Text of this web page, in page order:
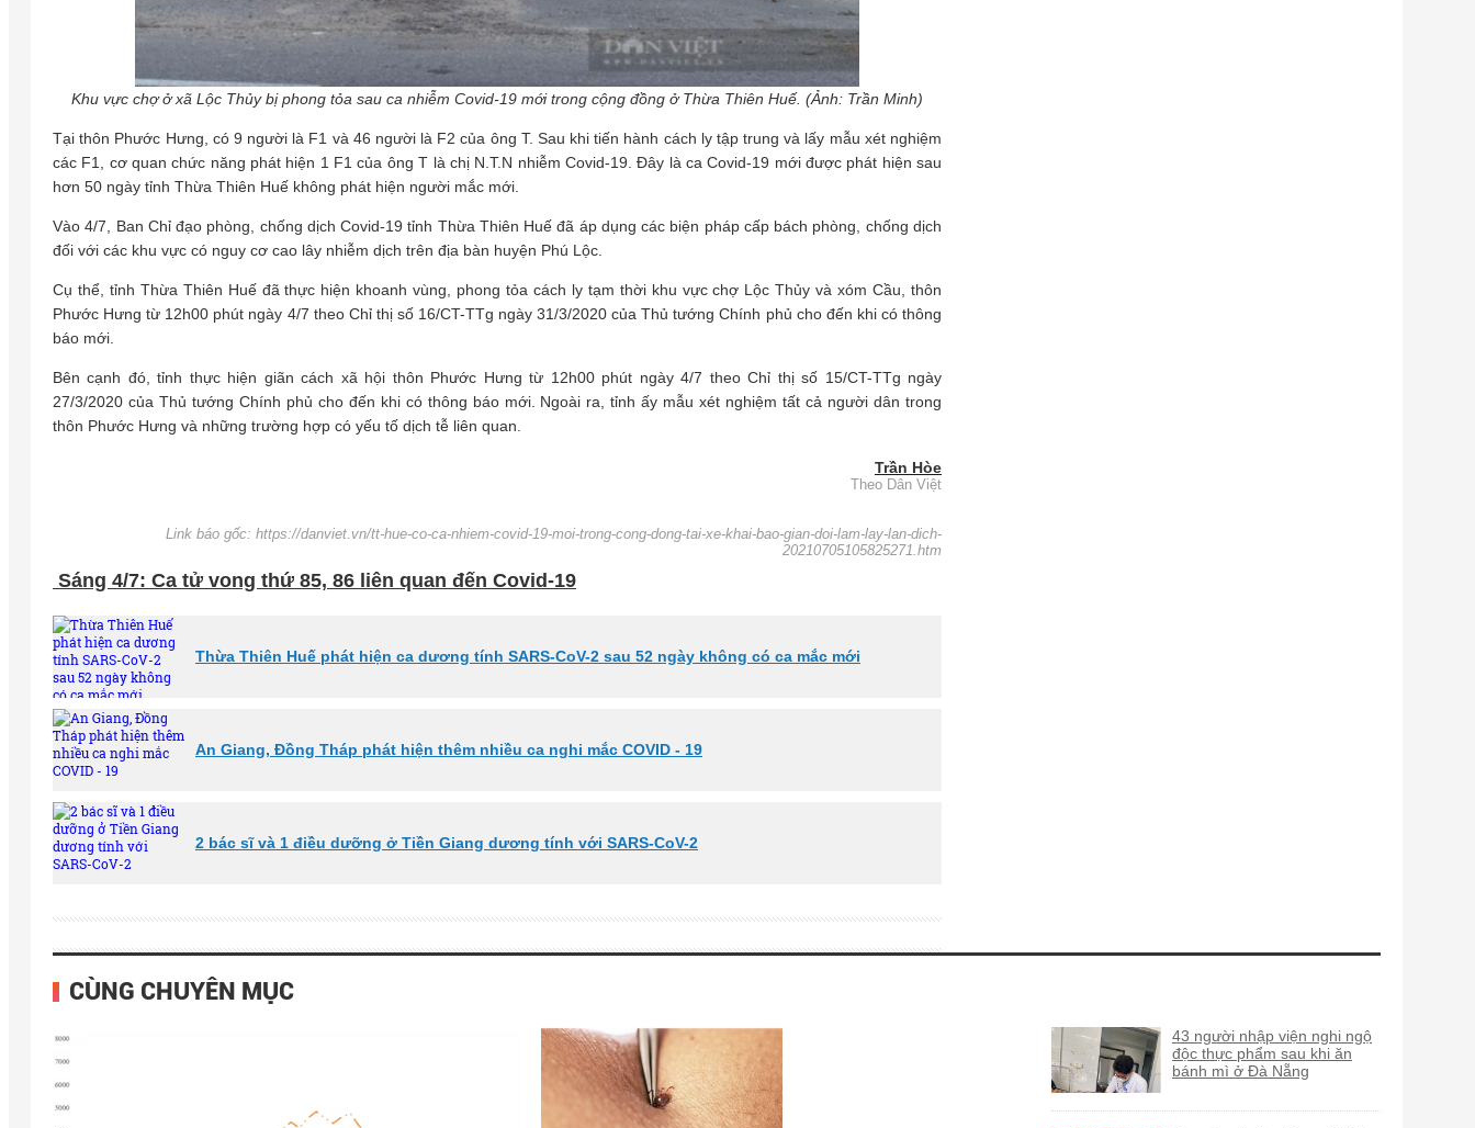
Khu vực chợ ở xã Lộc Thủy bị phong tỏa sau ca nhiễm Covid-19 mới trong cộng đồng ở Thừa Thiên Huế. (Ảnh: Trần Minh)
Tại thôn Phước Hưng, có 9 người là F1 và 46 người là F2 của ông T. Sau khi tiến hành cách ly tập trung và lấy mẫu xét nghiệm
các F1, cơ quan chức năng phát hiện 1 F1 của ông T là chị N.T.N nhiễm Covid-19. Đây là ca Covid-19 mới được phát hiện sau
hơn 50 ngày tỉnh Thừa Thiên Huế không phát hiện người mắc mới.
Vào 4/7, Ban Chỉ đạo phòng, chống dịch Covid-19 tỉnh Thừa Thiên Huế đã áp dụng các biện pháp cấp bách phòng, chống dịch
đối với các khu vực có nguy cơ cao lây nhiễm dịch trên địa bàn huyện Phú Lộc.
Cụ thể, tỉnh Thừa Thiên Huế đã thực hiện khoanh vùng, phong tỏa cách ly tạm thời khu vực chợ Lộc Thủy và xóm Cầu, thôn
Phước Hưng từ 12h00 phút ngày 4/7 theo Chỉ thị số 16/CT-TTg ngày 31/3/2020 của Thủ tướng Chính phủ cho đến khi có thông
báo mới.
Bên cạnh đó, tỉnh thực hiện giãn cách xã hội thôn Phước Hưng từ 12h00 phút ngày 4/7 theo Chỉ thị số 15/CT-TTg ngày
27/3/2020 của Thủ tướng Chính phủ cho đến khi có thông báo mới. Ngoài ra, tỉnh ấy mẫu xét nghiệm tất cả người dân trong
thôn Phước Hưng và những trường hợp có yếu tố dịch tễ liên quan.
Trần Hòe
Theo Dân Việt
Link báo gốc: https://danviet.vn/tt-hue-co-ca-nhiem-covid-19-moi-trong-cong-dong-tai-xe-khai-bao-gian-doi-lam-lay-lan-dich-
20210705105825271.htm
Sáng 4/7: Ca tử vong thứ 85, 86 liên quan đến Covid-19
Thừa Thiên Huế phát hiện ca dương tính SARS-CoV-2 sau 52 ngày không có ca mắc mới
An Giang, Đồng Tháp phát hiện thêm nhiều ca nghi mắc COVID - 19
2 bác sĩ và 1 điều dưỡng ở Tiền Giang dương tính với SARS-CoV-2
CÙNG CHUYÊN MỤC
43 người nhập viện nghi ngộ
độc thực phẩm sau khi ăn
bánh mì ở Đà Nẵng